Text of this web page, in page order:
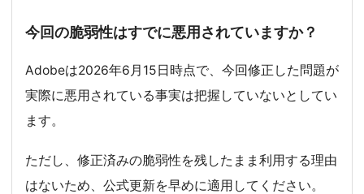
今回の脆弱性はすでに悪用されていますか？
Adobeは2026年6月15日時点で、今回修正した問題が
実際に悪用されている事実は把握していないとしてい
ます。
ただし、修正済みの脆弱性を残したまま利用する理由
はないため、公式更新を早めに適用してください。